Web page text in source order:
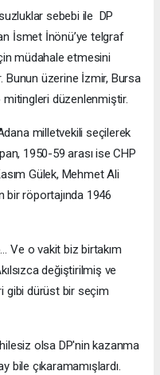
sebebi ile DP
İsmet İnönü’ye telgraf
müdahale etmesini
Bunun üzerine İzmir, Bursa
mitingleri düzenlenmiştir.
milletvekili seçilerek
1950-59 arası ise CHP
Gülek, Mehmet Ali
bir röportajında 1946
Ve o vakit biz birtakım
değiştirilmiş ve
gibi dürüst bir seçim
olsa DP'nin kazanma
bile çıkaramamışlardı.